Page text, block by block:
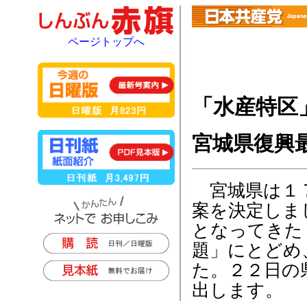
「水産特
宮城県復興
宮城県は１
案を決定しま
となってき
題」にとど
た。２２日の
出します。
ページトップへ